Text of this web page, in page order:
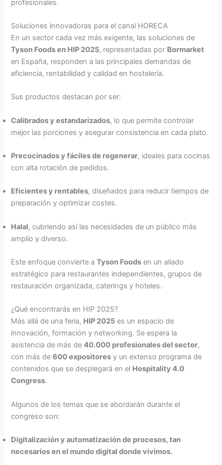
profesionales.
Soluciones innovadoras para el canal HORECA
En un sector cada vez más exigente, las soluciones de
Tyson Foods en HIP 2025, representadas por Bormarket
en España, responden a las principales demandas de
eficiencia, rentabilidad y calidad en hostelería.
Sus productos destacan por ser:
Calibrados y estandarizados, lo que permite controlar
mejor las porciones y asegurar consistencia en cada plato.
Precocinados y fáciles de regenerar, ideales para cocinas
con alta rotación de pedidos.
Eficientes y rentables, diseñados para reducir tiempos de
preparación y optimizar costes.
Halal, cubriendo así las necesidades de un público más
amplio y diverso.
Este enfoque convierte aTyson Foods en un aliado
estratégico para restaurantes independientes, grupos de
restauración organizada, caterings y hoteles.
¿Qué encontrarás en HIP 2025?
Más allá de una feria, HIP 2025 es un espacio de
innovación, formación y networking. Se espera la
asistencia de más de40.000 profesionales del sector,
con más de600 expositores y un extenso programa de
contenidos que se desplegará en el Hospitality 4.0
Congress.
Algunos de los temas que se abordarán durante el
congreso son:
Digitalización y automatización de procesos, tan
necesarios en el mundo digital donde vivimos.